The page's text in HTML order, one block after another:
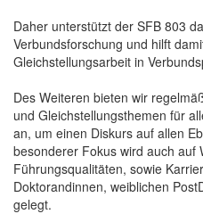
Daher unterstützt der SFB 803
Verbundsforschung und hilft
Gleichstellungsarbeit in
Des Weiteren bieten wir
und Gleichstellungsthemen für
an, um einen Diskurs auf allen
besonderer Fokus wird auch auf
Führungsqualitäten, sowie
Doktorandinnen, weiblichen
gelegt.